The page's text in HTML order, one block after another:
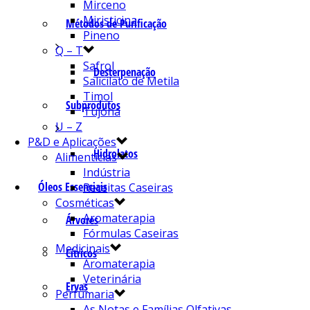
Métodos de Purificação
Desterpenação
Subprodutos
Hidrolatos
Óleos Essenciais
Árvores
Cítricos
Ervas
Mirceno
Miristicina
Pineno
Q – T
Safrol
Salicilato de Metila
Timol
Tujona
U – Z
P&D e Aplicações
Alimentícias
Indústria
Receitas Caseiras
Cosméticas
Aromaterapia
Fórmulas Caseiras
Medicinais
Aromaterapia
Veterinária
Perfumaria